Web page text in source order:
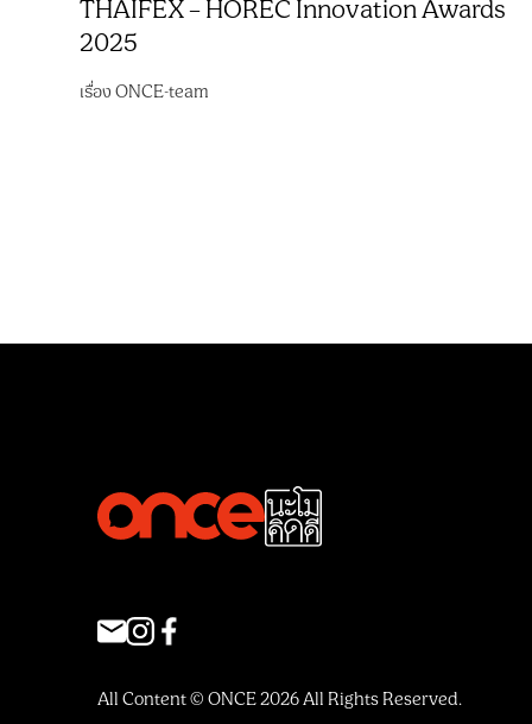
THAIFEX – HOREC Innovation Awards
2025
เรื่องONCE-team
All Content © ONCE 2026 All Rights Reserved.